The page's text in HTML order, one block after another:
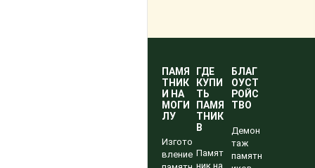
ПАМЯ
ТНИК
И НА
МОГИ
ЛУ
Изгото
вление
ГДЕ
КУПИ
ТЬ
ПАМЯ
ТНИК
В
Памят
ник на
БЛАГ
ОУСТ
РОЙС
ТВО
Демон
таж
памятн